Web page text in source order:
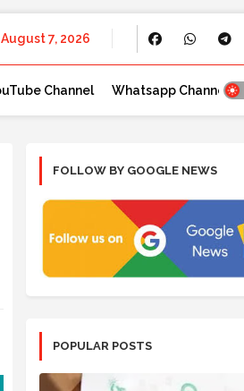
August 7, 2026
Channel Whatsapp Channel
FOLLOW BY GOOGLE NEWS
POPULAR POSTS